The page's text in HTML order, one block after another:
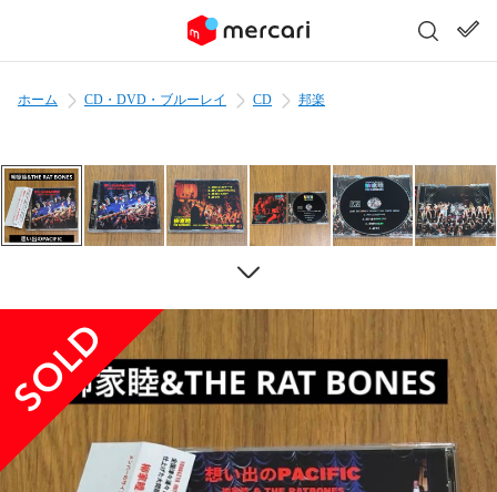
ホーム CD・DVD・ブルーレイ CD 邦楽